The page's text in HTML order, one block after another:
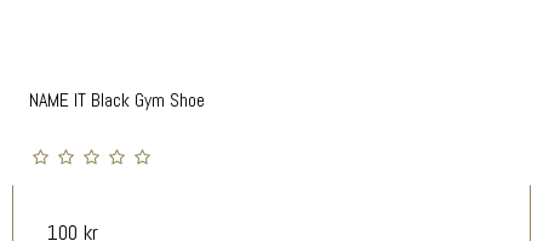
NAME IT Black Gym Shoe
100 kr